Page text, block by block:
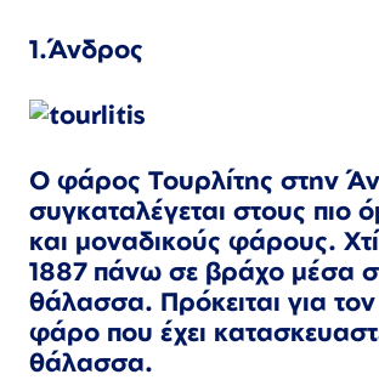
1.Άνδρος
Ο φάρος Τουρλίτης στην
συγκαταλέγεται στους πιο
και μοναδικούς φάρους.
1887 πάνω σε βράχο μέσα
θάλασσα. Πρόκειται για
φάρο που έχει
θάλασσα.